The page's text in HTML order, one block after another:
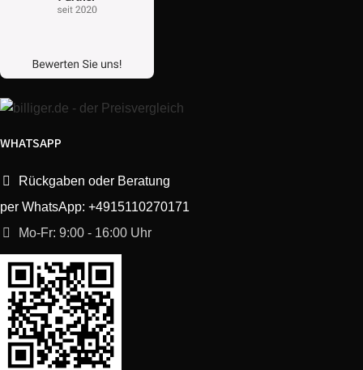
WHATSAPP
Rückgaben oder Beratung
per WhatsApp: +4915110270171
Mo-Fr: 9:00 - 16:00 Uhr